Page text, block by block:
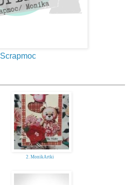
Scrapmoc
2. MonikArtki